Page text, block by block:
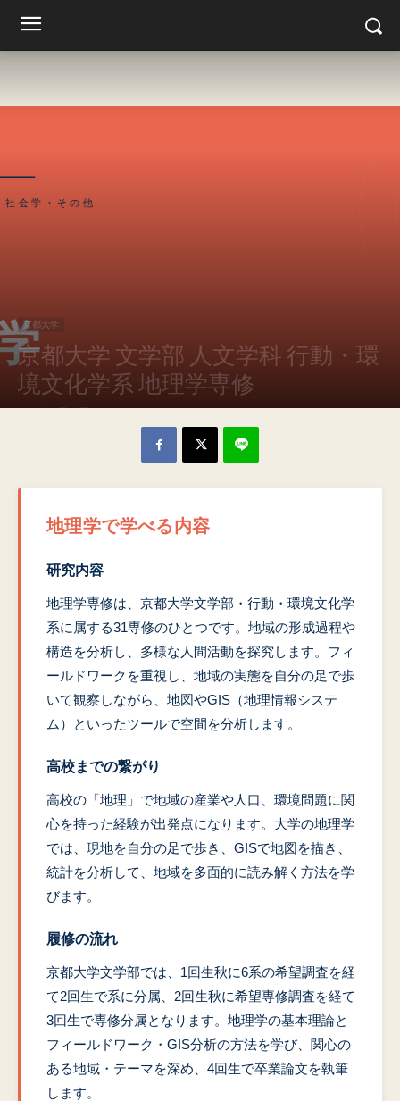
京都大学
京都大学 文学部 人文学科 行動・環
境文化学系 地理学専修
2026年6月13日
地理学で学べる内容
研究内容
地理学専修は、京都大学文学部・行動・環境文化学
系に属する31専修のひとつです。地域の形成過程や
構造を分析し、多様な人間活動を探究します。フィ
ールドワークを重視し、地域の実態を自分の足で歩
いて観察しながら、地図やGIS（地理情報システ
ム）といったツールで空間を分析します。
高校までの繋がり
高校の「地理」で地域の産業や人口、環境問題に関
心を持った経験が出発点になります。大学の地理学
では、現地を自分の足で歩き、GISで地図を描き、
統計を分析して、地域を多面的に読み解く方法を学
びます。
履修の流れ
京都大学文学部では、1回生秋に6系の希望調査を経
て2回生で系に分属、2回生秋に希望専修調査を経て
3回生で専修分属となります。地理学の基本理論と
フィールドワーク・GIS分析の方法を学び、関心の
ある地域・テーマを深め、4回生で卒業論文を執筆
します。